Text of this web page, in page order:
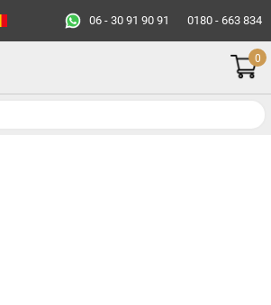
06 - 30 91 90 91 0180 - 663 834
0